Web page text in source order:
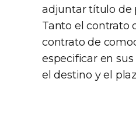
adjuntar título de
Tanto el contrato
contrato de
especificar en
el destino y el